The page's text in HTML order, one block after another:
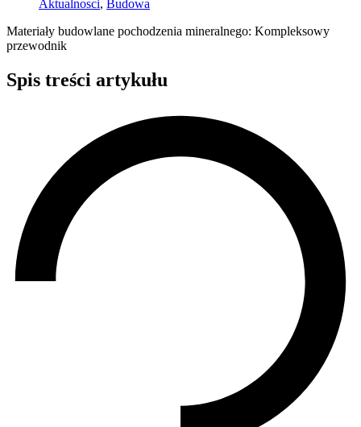
Aktualnosci, Budowa
Materiały budowlane pochodzenia mineralnego: Kompleksowy
przewodnik
Spis treści artykułu